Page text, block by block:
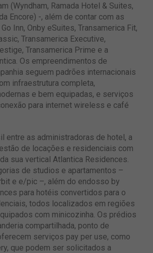
(Wyndham, Ramada Hotel & Suites,
Encore) -, além de contar com as
Inn, Onby eSuites, Transamerica Fit,
Transamerica Executive,
Transamerica Prime e a
Os empreendimentos de
seguem padrões internacionais
infraestrutura completa,
e bem equipadas, e serviços
para internet wireless e café
entre as administradoras de hotel, a
de locações e residenciais com
sua vertical Atlantica Residences.
de studios e apartamentos –
e e/pic –, além do endosso by
para hotéis convertidos para o
todos localizados em regiões
com minicozinha. Os prédios
compartilhada, ponto de
serviços pay per use, como
que podem ser solicitados a